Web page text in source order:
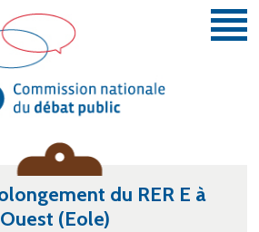
du RER E à
(Eole)